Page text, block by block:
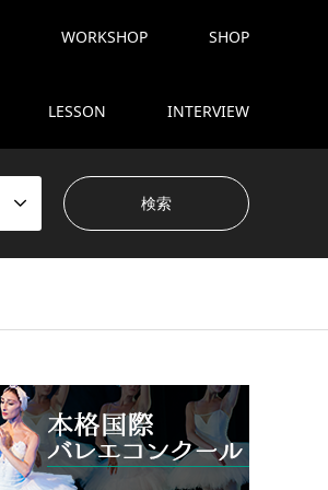
WORKSHOP SHOP
LESSON INTERVIEW